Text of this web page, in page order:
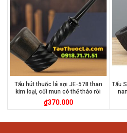
Tẩu hút thuốc lá sợi JE-578 than
kim loại, cối mun có thể tháo rời
₫370.000
Tẩu